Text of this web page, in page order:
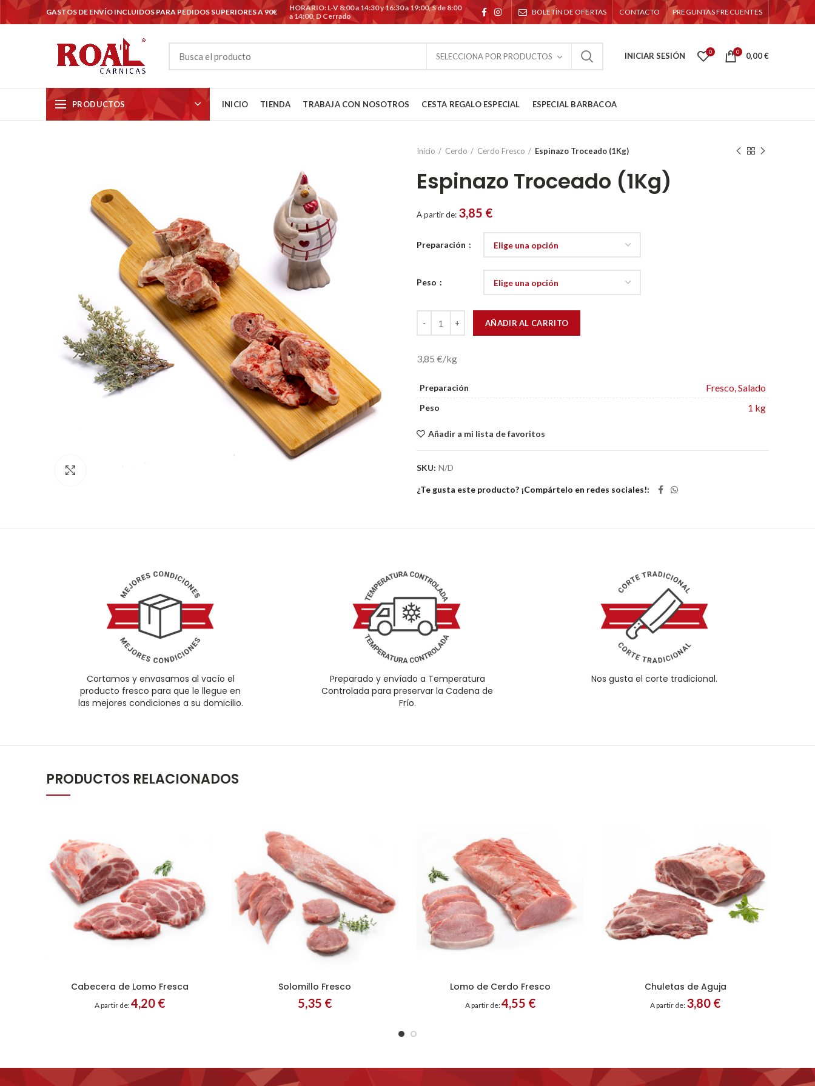
GASTOS DE ENVÍO INCLUIDOS PARA PEDIDOS SUPERIORES A 90€
HORARIO: L-V 8:00 a 14:30 y 16:30 a 19:00, S de 8:00
a 14:00, D Cerrado
BOLETÍN DE OFERTAS CONTACTO PREGUNTAS FRECUENTES
SELECCIONA POR PRODUCTOS INICIAR SESIÓN 0 0 0,00€
PRODUCTOS INICIO TIENDA TRABAJA CON NOSOTROS CESTA REGALO ESPECIAL ESPECIAL BARBACOA
Inicio Cerdo Cerdo Fresco Espinazo Troceado (1Kg)
Espinazo Troceado (1Kg)
A partir de: 3,85 €
Preparación
Peso
AÑADIR AL CARRITO
3,85 €/kg
Preparación Fresco, Salado
Peso 1 kg
Añadir a mi lista de favoritos
SKU: N/D
¿Te gusta este producto? ¡Compártelo en redes sociales!
Cortamos y envasamos al vacío el
producto fresco para que le llegue en
las mejores condiciones a su domicilio.
Preparado y envíado a Temperatura
Controlada para preservar la Cadena de
Frío.
Nos gusta el corte tradicional.
PRODUCTOS RELACIONADOS
Entero Filetes
Cabecera de Lomo Fresca
A partir de:4,20 €
Entero Filetes Medallones
Solomillo Fresco
5,35 €
Entero Filetes
Lomo de Cerdo Fresco
A partir de:4,55 €
Chuletas de Aguja
A partir de: 3,80 €